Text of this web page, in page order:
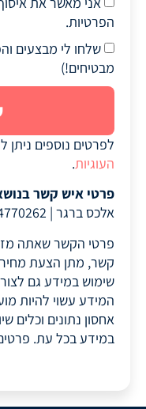
הפרטיות.
שלחו לי מבצעים
מבטיחים!)
לפרטים נוספים ניתן
העוגיות.
פרטי איש קשר
אלכס ברגר | 054-4770262 |
פרטי הקשר שאתה
קשר, מתן הצעת מחיר
שימוש במידע גם
המידע עשוי להיות
אחסון נתונים וכלים
במידע בכל עת.